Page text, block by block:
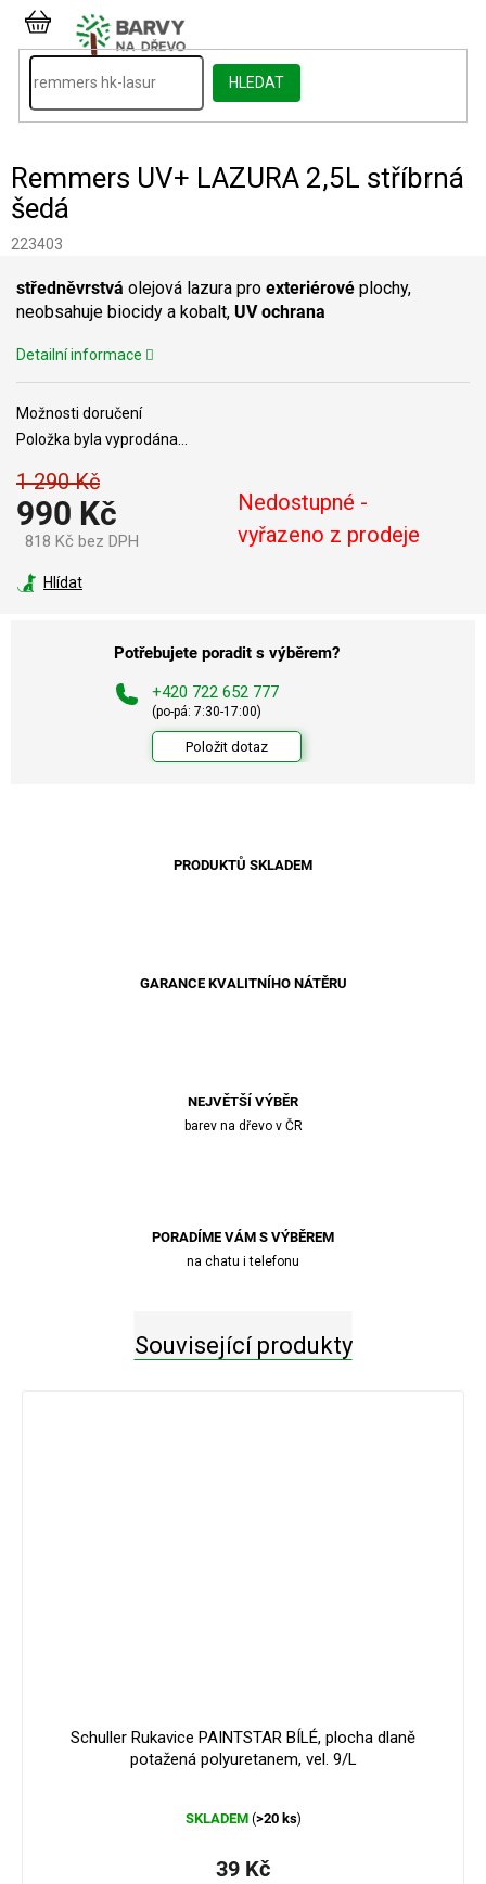
Přejít
obsah
HLEDAT
NÁKUPNÍ
KOŠÍK
Remmers UV+ LAZURA 2,5L stříbrná
šedá
223403
1 290 Kč
990 Kč
818 Kč bez DPH
Nedostupné -
vyřazeno z prodeje
Možnosti doručení
Položka byla vyprodána…
středněvrstvá olejová lazura pro exteriérové plochy,
neobsahuje biocidy a kobalt, UV ochrana
Detailní informace
Hlídat
Potřebujete poradit s výběrem?
+420 722 652 777
(po-pá: 7:30-17:00)
Položit dotaz
PRODUKTŮ SKLADEM
GARANCE KVALITNÍHO NÁTĚRU
NEJVĚTŠÍ VÝBĚR
barev na dřevo v ČR
PORADÍME VÁM S VÝBĚREM
na chatu i telefonu
Související produkty
Schuller Rukavice PAINTSTAR BÍLÉ, plocha dlaně
potažená polyuretanem, vel. 9/L
hodnocení
je
SKLADEM (>20 ks)
39 Kč